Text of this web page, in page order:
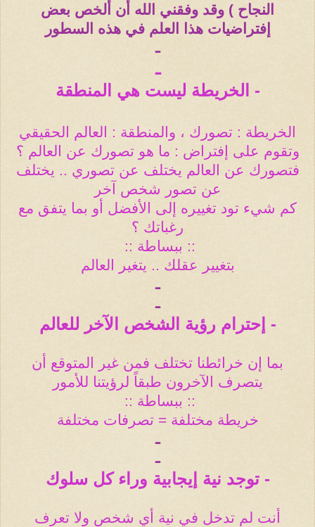
النجاح ) وقد وفقني الله أن ألخص بعض
إفتراضيات هذا العلم في هذه السطور
ـ
ـ
- الخريطة ليست هي المنطقة
الخريطة : تصورك ، والمنطقة : العالم الحقيقي
وتقوم على إفتراض : ما هو تصورك عن العالم ؟
فتصورك عن العالم يختلف عن تصوري .. يختلف
عن تصور شخص آخر
كم شيء تود تغييره إلى الأفضل أو بما يتفق مع
رغباتك ؟
:: ببساطة ::
بتغيير عقلك .. يتغير العالم
ـ
ـ
- إحترام رؤية الشخص الآخر للعالم
بما إن خرائطنا تختلف فمن غير المتوقع أن
يتصرف الآخرون طبقاً لرؤيتنا للأمور
:: ببساطة ::
خريطة مختلفة = تصرفات مختلفة
ـ
ـ
- توجد نية إيجابية وراء كل سلوك
أنت لم تدخل في نية أي شخص ولا تعرف